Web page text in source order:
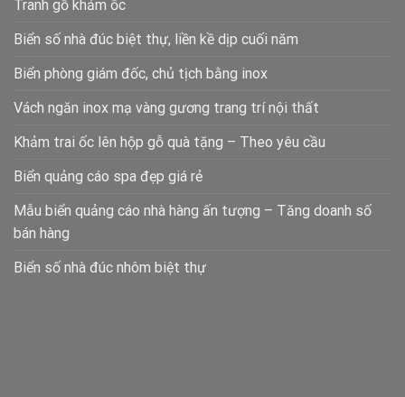
Tranh gỗ khảm ốc
Biển số nhà đúc biệt thự, liền kề dịp cuối năm
Biển phòng giám đốc, chủ tịch bằng inox
Vách ngăn inox mạ vàng gương trang trí nội thất
Khảm trai ốc lên hộp gỗ quà tặng – Theo yêu cầu
Biển quảng cáo spa đẹp giá rẻ
Mẫu biển quảng cáo nhà hàng ấn tượng – Tăng doanh số
bán hàng
Biển số nhà đúc nhôm biệt thự